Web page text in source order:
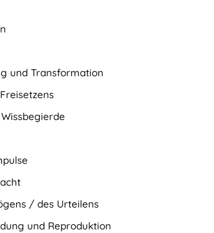
und Transformation
/ des Urteilens
und Reproduktion